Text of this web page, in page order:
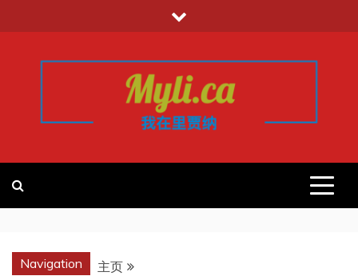
至
我的里贾纳
REGINA
Navigation
主页